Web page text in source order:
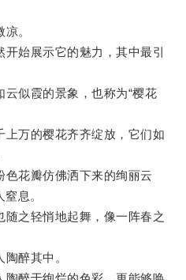
。
始展示它的魅力，其中最引
似霞的景象，也称为“樱花
万的樱花齐齐绽放，它们如
花瓣仿佛洒下来的绚丽云
息。
之轻悄地起舞，像一阵春之
醉其中。